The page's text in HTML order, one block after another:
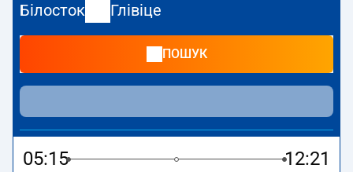
маршрутіБілосток –Глівіце
EIP Pendolino— пропонують нижчу ціну квитка і
зазвичай довший час подорожі. Потяг завершує
маршрут на станції Глівіце за адресоюBohaterow
Getta Warszawskiego, 44-100 Gliwice
Білосток Глівіце
ПОШУК
05:15 12:21